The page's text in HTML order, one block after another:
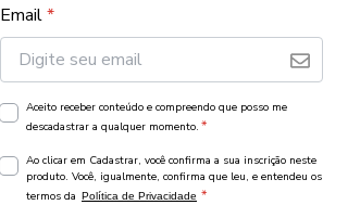
Email*
Aceito receber conteúdo e compreendo que posso me
descadastrar a qualquer momento. *
Ao clicar em Cadastrar, você confirma a sua inscrição neste
produto. Você, igualmente, confirma que leu, e entendeu os
termos da Política de Privacidade *